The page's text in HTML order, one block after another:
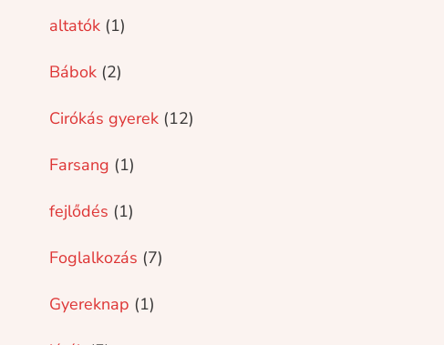
altatók (1)
Bábok (2)
Cirókás gyerek (12)
Farsang (1)
fejlődés (1)
Foglalkozás (7)
Gyereknap (1)